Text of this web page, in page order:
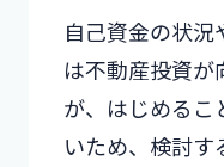
自己資金の状況
は不動産投資
が、はじめるこ
いため、検討す